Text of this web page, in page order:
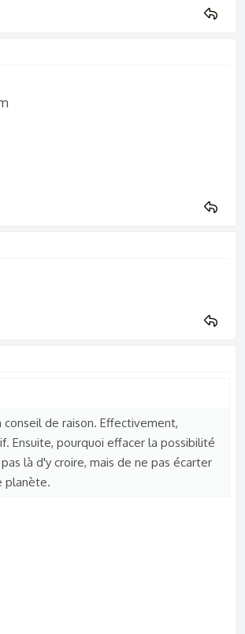
de raison. Effectivement,
Ensuite, pourquoi effacer la possibilité
là d'y croire, mais de ne pas écarter
planète.